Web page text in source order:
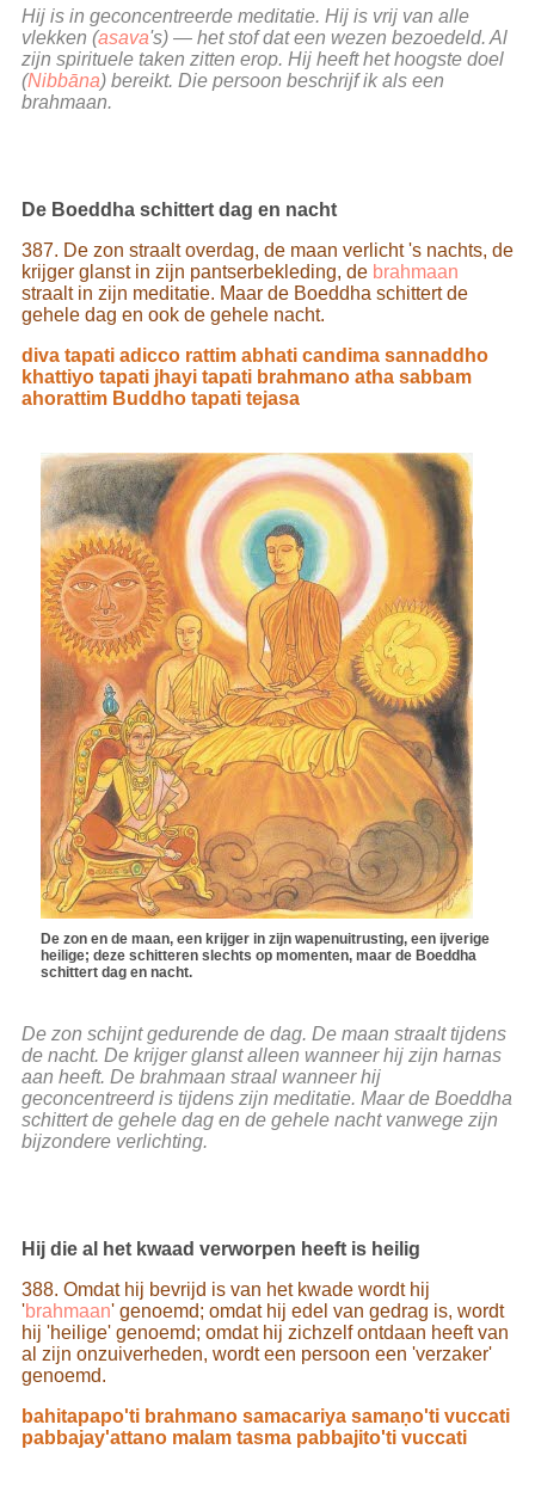
Hij is in geconcentreerde meditatie. Hij is vrij van alle
vlekken (asava's) — het stof dat een wezen bezoedeld. Al
zijn spirituele taken zitten erop. Hij heeft het hoogste doel
(Nibbāna) bereikt. Die persoon beschrijf ik als een
brahmaan.
De Boeddha schittert dag en nacht
387. De zon straalt overdag, de maan verlicht 's nachts, de
krijger glanst in zijn pantserbekleding, de brahmaan
straalt in zijn meditatie. Maar de Boeddha schittert de
gehele dag en ook de gehele nacht.
diva tapati adicco rattim abhati candima sannaddho
khattiyo tapati jhayi tapati brahmano atha sabbam
ahorattim Buddho tapati tejasa
De zon en de maan, een krijger in zijn wapenuitrusting, een ijverige
heilige; deze schitteren slechts op momenten, maar de Boeddha
schittert dag en nacht.
De zon schijnt gedurende de dag. De maan straalt tijdens
de nacht. De krijger glanst alleen wanneer hij zijn harnas
aan heeft. De brahmaan straal wanneer hij
geconcentreerd is tijdens zijn meditatie. Maar de Boeddha
schittert de gehele dag en de gehele nacht vanwege zijn
bijzondere verlichting.
Hij die al het kwaad verworpen heeft is heilig
388. Omdat hij bevrijd is van het kwade wordt hij
'brahmaan' genoemd; omdat hij edel van gedrag is, wordt
hij 'heilige' genoemd; omdat hij zichzelf ontdaan heeft van
al zijn onzuiverheden, wordt een persoon een 'verzaker'
genoemd.
bahitapapo'ti brahmano samacariya samaṇo'ti vuccati
pabbajay'attano malam tasma pabbajito'ti vuccati